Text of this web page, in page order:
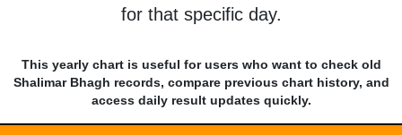
for that specific day.
This yearly chart is useful for users who want to check old
Shalimar Bhagh records, compare previous chart history, and
access daily result updates quickly.